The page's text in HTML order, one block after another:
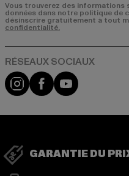
Vous trouverez des informations
données dans notre politique de
désinscrire gratuitement à tout
confidentialité.
Visit our Instagram
Visit ourVisit our
GARANTIE DU